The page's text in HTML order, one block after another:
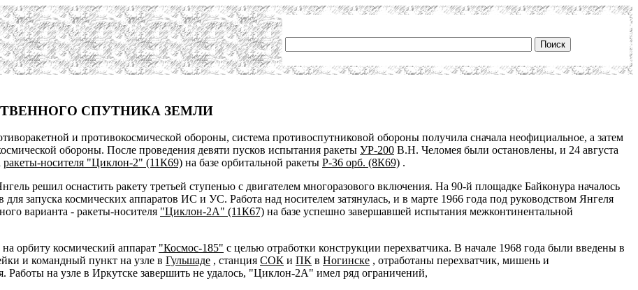
СПУТНИКА ЗЕМЛИ
и противокосмической обороны, система противоспутниковой обороны получила сначала неофициальное, а затем
обороны. После проведения девяти пусков испытания ракеты УР-200 В.Н. Челомея были остановлены, и 24 августа
ракеты-носителя "Циклон-2" (11К69) на базе орбитальной ракеты Р-36 орб. (8К69) .
решил оснастить ракету третьей ступенью с двигателем многоразового включения. На 90-й площадке Байконура началось
для запуска космических аппаратов ИС и УС. Работа над носителем затянулась, и в марте 1966 года под руководством Янгеля
варианта - ракеты-носителя "Циклон-2А" (11К67) на базе успешно завершавшей испытания межконтинентальной
орбиту космический аппарат "Космос-185" с целью отработки конструкции перехватчика. В начале 1968 года были введены в
и командный пункт на узле в Гульшаде , станция СОК и ПК в Ногинске , отработаны перехватчик, мишень и
Работы на узле в Иркутске завершить не удалось, "Циклон-2А" имел ряд ограничений,